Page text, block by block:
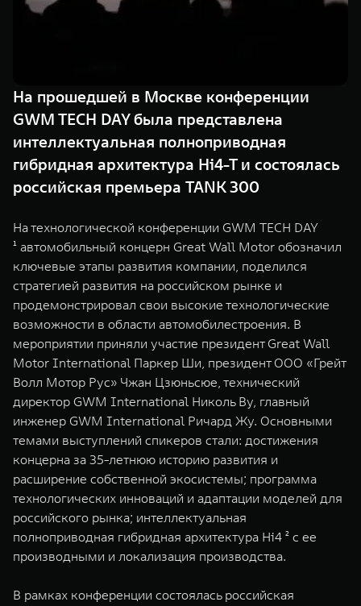
от 6 499 000 ₽ от 10 199 000 ₽
Расширяя границы комфорта
от 6 149 000 ₽
Эстетика нового времени
от 5 699 000 ₽
WEY 80
Масштаб возможностей
от 6 449 000 ₽
WEY 80 Лаундж
Масштаб возможностей
от 8 099 000 ₽
TANK Финансы
TANK Кредит
TANK Лизинг
TANK Страхование
Сервис
ЦИФРОВЫЕ СЕРВИСЫ TANK
Цифровые сервисы TANK
Подписки
На прошедшей в Москве конференции
GWM TECH DAY была представлена
интеллектуальная полноприводная
гибридная архитектура Hi4-T и состоялась
российская премьера TANK 300
На технологической конференции GWM TECH DAY
¹ автомобильный концерн Great Wall Motor обозначил
ключевые этапы развития компании, поделился
стратегией развития на российском рынке и
продемонстрировал свои высокие технологические
возможности в области автомобилестроения. В
мероприятии приняли участие президент Great Wall
Motor International Паркер Ши, президент ООО «Грейт
Волл Мотор Рус» Чжан Цзюньсюе, технический
директор GWM International Николь Ву, главный
инженер GWM International Ричард Жу. Основными
темами выступлений спикеров стали: достижения
концерна за 35-летнюю историю развития и
расширение собственной экосистемы; программа
технологических инноваций и адаптации моделей для
российского рынка; интеллектуальная
полноприводная гибридная архитектура Hi4 ² с ее
производными и локализация производства.
В рамках конференции состоялась российская